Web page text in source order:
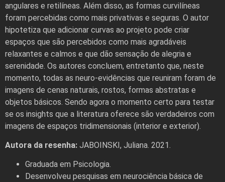
angulares e retilíneas. Além disso, as formas curvilíneas
foram percebidas como mais privativas e seguras. O autor
hipotetiza que adicionar curvas ao projeto pode criar
espaços que são percebidos como mais agradáveis
relaxantes e calmos e que dão sensação de alegria e
serenidade. Os autores concluem, entretanto que, neste
momento, todas as neuro-evidências que reuniram foram de
imagens de cenas naturais, rostos, formas abstratas e
objetos básicos. Sendo agora o momento certo para testar
se os insights que a literatura oferece são verdadeiros com
imagens de espaços tridimensionais (interior e exterior).
Autora da resenha: JABOINSKI, Juliana. 2021.
Graduada em Psicologia.
Desenvolveu pesquisas em neurociência básica de